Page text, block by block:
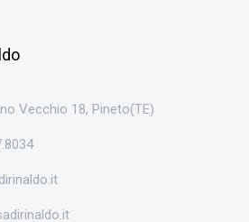
Vecchio 18, Pineto(TE)